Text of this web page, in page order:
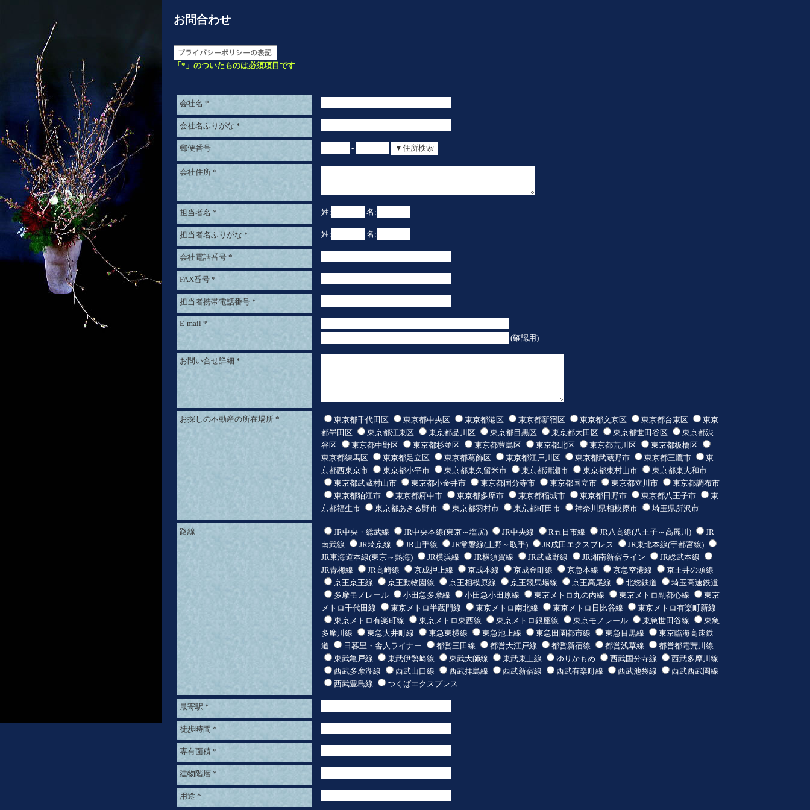
お問合わせ
「*」のついたものは必須項目です
会社名 *
会社名ふりがな *
郵便番号 -
会社住所 *
担当者名 * 姓: 名:
担当者名ふりがな * 姓: 名:
会社電話番号 *
FAX番号 *
担当者携帯電話番号 *
E-mail *
(確認用)
お問い合せ詳細 *
お探しの不動産の所在場所 * 東京都千代田区 東京都中央区 東京都港区 東京都新宿区 東京都文京区 東京都台東区
東京
都墨田区
東京都江東区 東京都品川区 東京都目黒区 東京都大田区 東京都世田谷区
東京都渋
谷区
東京都中野区 東京都杉並区 東京都豊島区 東京都北区 東京都荒川区
東京都板橋区
東京都練馬区
東京都足立区 東京都葛飾区 東京都江戸川区 東京都武蔵野市 東京都三鷹市
東
京都西東京市
東京都小平市 東京都東久留米市 東京都清瀬市 東京都東村山市
東京都東大和市
東京都武蔵村山市
東京都小金井市 東京都国分寺市 東京都国立市 東京都立川市
東京都調布市
東京都狛江市
東京都府中市 東京都多摩市 東京都稲城市 東京都日野市 東京都八王子市
東
京都福生市
東京都あきる野市 東京都羽村市 東京都町田市 神奈川県相模原市 埼玉県所沢市
路線 JR中央・総武線 JR中央本線(東京～塩尻) JR中央線 R五日市線 JR八高線(八王子～高麗川)
JR
南武線
JR埼京線 JR山手線 JR常磐線(上野～取手) JR成田エクスプレス
JR東北本線(宇都宮線)
JR東海道本線(東京～熱海)
JR横浜線 JR横須賀線 JR武蔵野線 JR湘南新宿ライン
JR総武本線
JR青梅線
JR高崎線 京成押上線 京成本線 京成金町線 京急本線 京急空港線
京王井の頭線
京王京王線
京王動物園線 京王相模原線 京王競馬場線 京王高尾線 北総鉄道
埼玉高速鉄道
多摩モノレール
小田急多摩線 小田急小田原線 東京メトロ丸の内線 東京メトロ副都心線
東京
メトロ千代田線
東京メトロ半蔵門線 東京メトロ南北線 東京メトロ日比谷線
東京メトロ有楽町新線
東京メトロ有楽町線
東京メトロ東西線 東京メトロ銀座線 東京モノレール 東急世田谷線
東急
多摩川線
東急大井町線 東急東横線 東急池上線 東急田園都市線 東急目黒線
東京臨海高速鉄
道
日暮里・舎人ライナー 都営三田線 都営大江戸線 都営新宿線 都営浅草線
都営都電荒川線
東武亀戸線
東武伊勢崎線 東武大師線 東武東上線 ゆりかもめ 西武国分寺線
西武多摩川線
西武多摩湖線
西武山口線 西武拝島線 西武新宿線 西武有楽町線 西武池袋線
西武西武園線
西武豊島線
つくばエクスプレス
最寄駅 *
徒歩時間 *
専有面積 *
建物階層 *
用途 *